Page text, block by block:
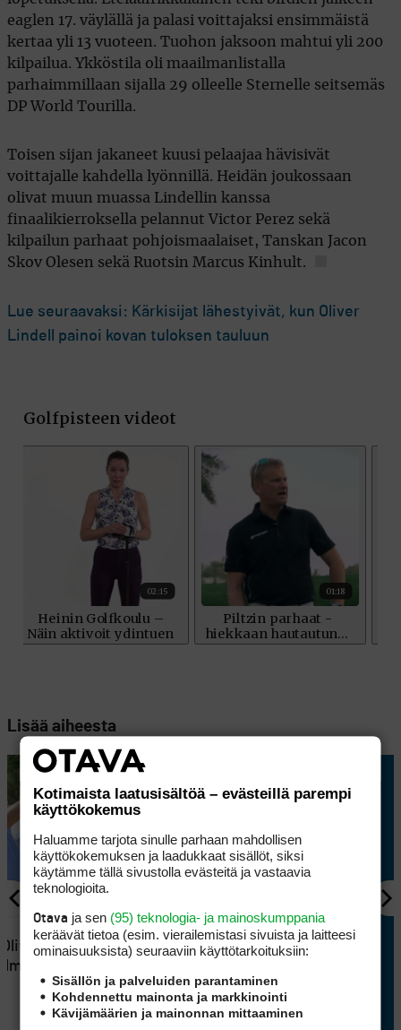
eaglen 17. väylällä ja palasi voittajaksi ensimmäistä
kertaa yli 13 vuoteen. Tuohon jaksoon mahtui yli 200
kilpailua. Ykköstila oli maailmanlistalla
parhaimmillaan sijalla 29 olleelle Sternelle seitsemäs
DP World Tourilla.
Toisen sijan jakaneet kuusi pelaajaa hävisivät
voittajalle kahdella lyönnillä. Heidän joukossaan
olivat muun muassa Lindellin kanssa
finaalikierroksella pelannut Victor Perez sekä
kilpailun parhaat pohjoismaalaiset, Tanskan Jacon
Skov Olesen sekä Ruotsin Marcus Kinhult.
Lue seuraavaksi: Kärkisijat lähestyivät, kun Oliver
Lindell painoi kovan tuloksen tauluun
Lisää aiheesta
KILPAGOLF 9
Oliver Lindellin rautapeli oli
jossiteltavaa
suli
Kotimaista laatusisältöä – evästeillä parempi
käyttökokemus
Haluamme tarjota sinulle parhaan mahdollisen
käyttökokemuksen ja laadukkaat sisällöt, siksi
käytämme tällä sivustolla evästeitä ja vastaavia
teknologioita.
Otava ja sen (95) teknologia- ja mainoskumppania
keräävät tietoa (esim. vierailemis­tasi sivuista ja laitteesi
ominaisuuk­sista) seuraaviin käyttötarkoituksiin:
Sisällön ja palveluiden parantaminen
Kohdennettu mainonta ja markkinointi
Kävijämäärien ja mainonnan mittaaminen